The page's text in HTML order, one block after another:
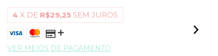
4 X DE R$29,25 SEM JUROS
VER MEIOS DE PAGAMENTO